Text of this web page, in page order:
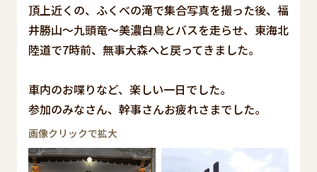
頂上近くの、ふくべの滝で集合写真を撮った後、福
井勝山～九頭竜～美濃白鳥とバスを走らせ、東海北
陸道で7時前、無事大森へと戻ってきました。
車内のお喋りなど、楽しい一日でした。
参加のみなさん、幹事さんお疲れさまでした。
画像クリックで拡大